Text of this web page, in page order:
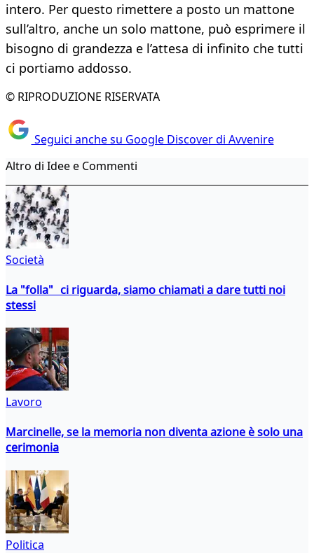
intero. Per questo rimettere a posto un mattone
sull’altro, anche un solo mattone, può esprimere il
bisogno di grandezza e l’attesa di infinito che tutti
ci portiamo addosso.
© RIPRODUZIONE RISERVATA
Seguici anche su Google Discover di Avvenire
Altro di Idee e Commenti
Società
La "folla" ci riguarda, siamo chiamati a dare tutti noi
stessi
Lavoro
Marcinelle, se la memoria non diventa azione è solo una
cerimonia
Politica